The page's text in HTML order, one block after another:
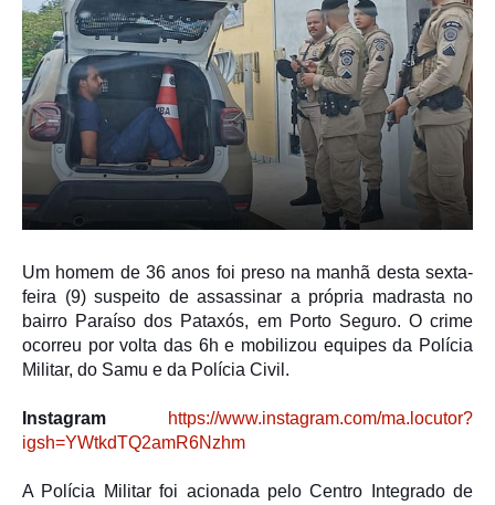
Um homem de 36 anos foi preso na manhã desta sexta-
feira (9) suspeito de assassinar a própria madrasta no
bairro Paraíso dos Pataxós, em Porto Seguro. O crime
ocorreu por volta das 6h e mobilizou equipes da Polícia
Militar, do Samu e da Polícia Civil.
Instagram
https://www.instagram.com/ma.locutor?
igsh=YWtkdTQ2amR6Nzhm
A Polícia Militar foi acionada pelo Centro Integrado de